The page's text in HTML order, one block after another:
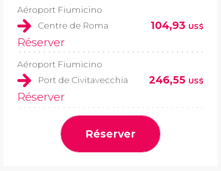
Aéroport Fiumicino
Centre de Roma
104,93 US$
Réserver
Aéroport Fiumicino
Port de Civitavecchia
246,55 US$
Réserver
Réserver